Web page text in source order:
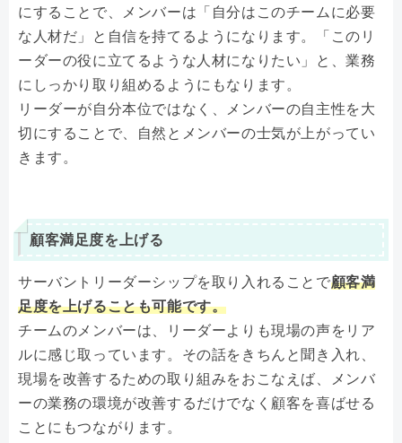
にすることで、メンバーは「自分はこのチームに必要
な人材だ」と自信を持てるようになります。「このリ
ーダーの役に立てるような人材になりたい」と、業務
にしっかり取り組めるようにもなります。
リーダーが自分本位ではなく、メンバーの自主性を大
切にすることで、自然とメンバーの士気が上がってい
きます。
顧客満足度を上げる
サーバントリーダーシップを取り入れることで顧客満
足度を上げることも可能です。
チームのメンバーは、リーダーよりも現場の声をリア
ルに感じ取っています。その話をきちんと聞き入れ、
現場を改善するための取り組みをおこなえば、メンバ
ーの業務の環境が改善するだけでなく顧客を喜ばせる
ことにもつながります。